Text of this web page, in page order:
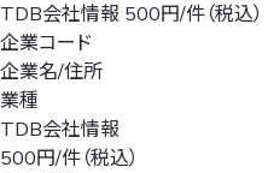
TDB会社情報 500円/件（税込）
企業コード
企業名/住所
業種
TDB会社情報
500円/件（税込）